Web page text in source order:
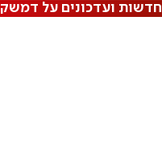
חדשות ועדכונים על דמשק